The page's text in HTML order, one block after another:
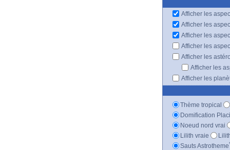
Afficher les
Afficher les
Afficher les
Afficher les
Afficher les
Afficher les
Afficher les
Thème tropical
Domification
Noeud nord vrai
Lilith vraie
Sauts Astrotheme